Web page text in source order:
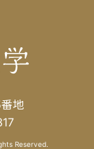
地
Reserved.